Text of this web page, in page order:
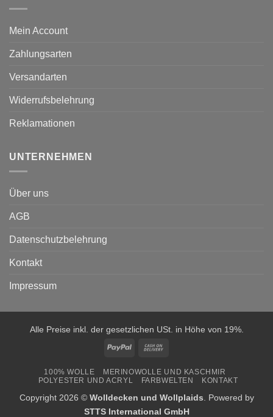
Mein Account
Zahlungsarten
Versandarten
Widerrufsbelehrung
Reklamationen
UNTERNEHMEN
Über uns
AGB
Datenschutzbelehrung
Kontakt
Impressum
Alle Preise inkl. der gesetzlichen USt. in Höhe von 19%.
PayPal
Delivery
100% WOLLE
MERINOWOLLE UND KASCHMIR
POLYESTER UND ACRYL
FARBWELTEN KONTAKT
Copyright 2026 © Wolldecken und Wollplaids. Powered by
STTS International GmbH